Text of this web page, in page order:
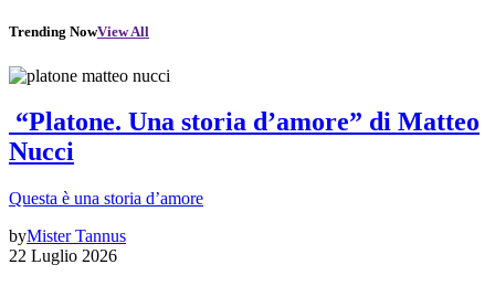
Trending NowView All
“Platone. Una storia d’amore” di Matteo
Nucci
Questa è una storia d’amore
byMister Tannus
22 Luglio 2026